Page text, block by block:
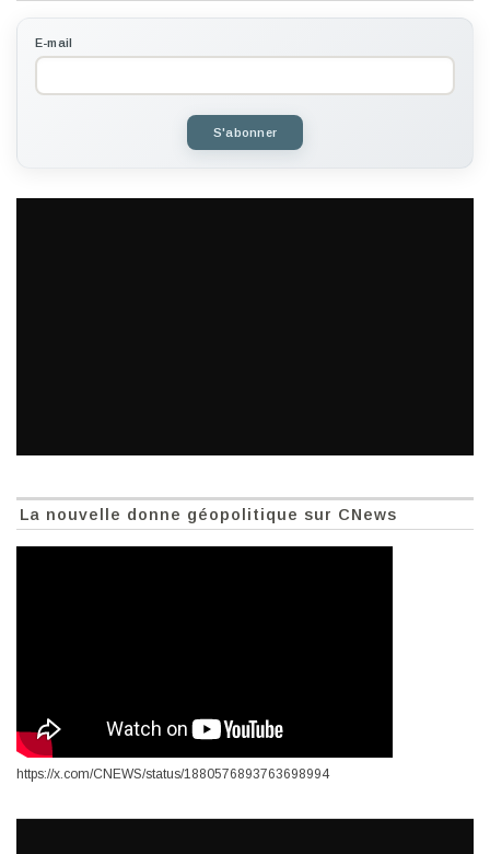
E-mail
S'abonner
La nouvelle donne géopolitique sur CNews
https://x.com/CNEWS/status/1880576893763698994